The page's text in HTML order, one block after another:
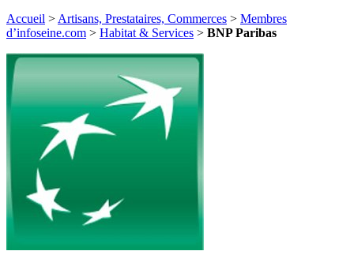
Accueil > Artisans, Prestataires, Commerces > Membres
d’infoseine.com > Habitat & Services > BNP Paribas